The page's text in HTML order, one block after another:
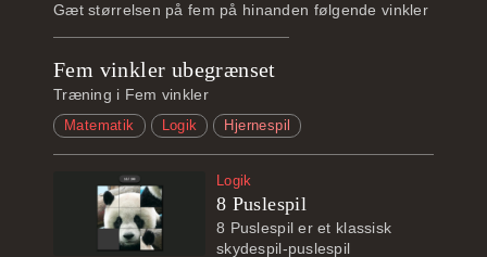
Gæt størrelsen på fem på hinanden følgende vinkler
Fem vinkler ubegrænset
Træning i Fem vinkler
Matematik Logik Hjernespil
Logik
8 Puslespil
8 Puslespil er et klassisk
skydespil-puslespil